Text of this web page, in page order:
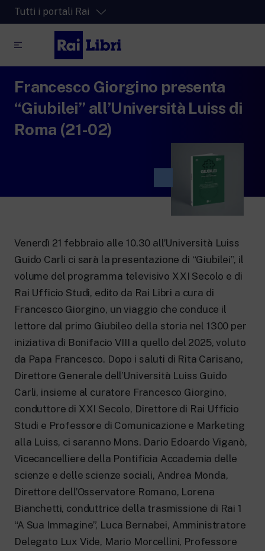
Tutti i portali Rai
La piattaforma di streaming video per tutti.
RaiPlay
La piattaforma digitale dei canali Radio
RaiPlay Sound
Lo spazio sicuro ricco di cartoni animati
New 24 ore su 24: attualità, ultime notizie
e aggiornamenti.
RaiNews
Le redazioni regionali di RaiNews.
Rai TgR
Approfondimenti culturali su Arte,
Letteratura, Storia e molto altro.
Per le scuole secondarie di I e II grado,
l’Università, i Docenti e l’istruzione degli
adulti.
Rai Scuola
Francesco Giorgino presenta
“Giubilei” all’Università Luiss di
Roma (21-02)
Venerdì 21 febbraio alle 10.30 all’Università Luiss
Guido Carli ci sarà la presentazione di “Giubilei”, il
volume del programma televisivo XXI Secolo e di
Rai Ufficio Studi, edito da Rai Libri a cura di
Francesco Giorgino, un viaggio che conduce il
lettore dal primo Giubileo della storia nel 1300 per
iniziativa di Bonifacio VIII a quello del 2025, voluto
da Papa Francesco. Dopo i saluti di Rita Carisano,
Direttore Generale dell’Università Luiss Guido
Carli, insieme al curatore Francesco Giorgino,
conduttore di XXI Secolo, Direttore di Rai Ufficio
Studi e Professore di Comunicazione e Marketing
alla Luiss, ci saranno Mons. Dario Edoardo Viganò,
Vicecancelliere della Pontificia Accademia delle
scienze e delle scienze sociali, Andrea Monda,
Direttore dell’Osservatore Romano, Lorena
Bianchetti, conduttrice della trasmissione di Rai 1
“A Sua Immagine”, Luca Bernabei, Amministratore
Delegato Lux Vide, Mario Morcellini, Professore